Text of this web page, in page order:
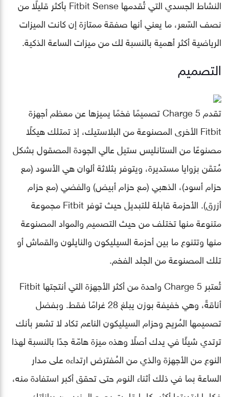
النشاط الجسدي التي تُقدمها Fitbit Sense بأكثر قليلًا من
نصف السّعر، ما يعني أنها صفقة ممتازة إن كانت الميزات
الرياضية أكثر أهمية بالنسبة لك من ميزات الساعة الذكية.
التصميم
تقدم Charge 5 تصميمًا فخمًا يميزها عن معظم أجهزة
Fitbit الأخرى المصنوعة من البلاستيك، إذ تمتلك هيكلًا
مصنوعًا من الستانليس ستيل عالي الجودة المصقول بشكل
مُتقَن بزوايا مستديرة، ويتوفر بثلاثة ألوان هي الأسود (مع
حزام أسود)، الذهبي (مع حزام أبيض) والفضي (مع حزام
أزرق). الأحزمة قابلة للتبديل حيث توفر Fitbit مجموعة
متنوعة منها تختلف من حيث التصميم والمواد المصنوعة
منها وتتنوع ما بين أحزمة السيليكون والنايلون والقماش أو
تلك المصنوعة من الجلد الفخم.
تُعتبر Charge 5 واحدة من أكثر الأجهزة التي أنتجتها Fitbit
أناقةً، وهي خفيفة بوزن يبلغ 28 غرامًا فقط. وبفضل
تصميمها المُريح وحزام السيليكون الناعم تكاد لا تشعر بأنك
ترتدي شيئًا في يدك أصلًا وهذه ميزة هامّة جدًا بالنسبة لهذا
النوع من الأجهزة والذي من المُفترض ارتداءه على مدار
الساعة بما في ذلك أثناء النوم حتى تحقق أكبر استفادة منه،